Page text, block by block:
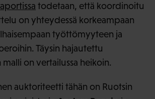
todetaan, että koordinoitu
on yhteydessä korkeampaan
työttömyyteen ja
Täysin hajautettu
on vertailussa heikoin.
auktoriteetti tähän on Ruotsin